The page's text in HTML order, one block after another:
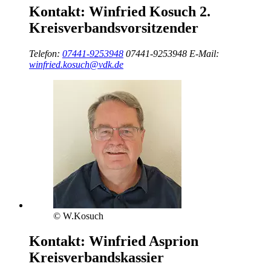
Kontakt: Winfried Kosuch 2.
Kreisverbandsvorsitzender
Telefon: 07441-9253948 07441-9253948 E-Mail:
winfried.kosuch@vdk.de
© W.Kosuch
Kontakt: Winfried Asprion
Kreisverbandskassier